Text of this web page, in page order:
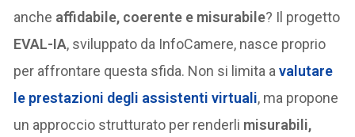
anche affidabile, coerente e misurabile? Il progetto
EVAL-IA, sviluppato da InfoCamere, nasce proprio
per affrontare questa sfida. Non si limita avalutare
le prestazioni degli assistenti virtuali, ma propone
un approccio strutturato per renderli misurabili,